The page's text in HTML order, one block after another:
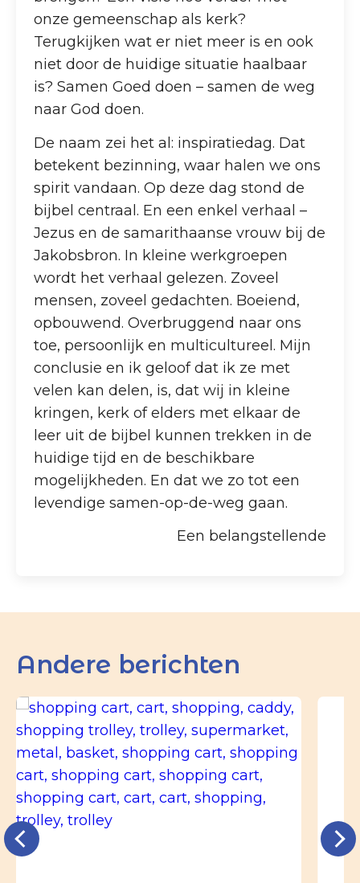
onze gemeenschap als kerk?
Terugkijken wat er niet meer is en ook
niet door de huidige situatie haalbaar
is? Samen Goed doen – samen de weg
naar God doen.
De naam zei het al: inspiratiedag. Dat
betekent bezinning, waar halen we ons
spirit vandaan. Op deze dag stond de
bijbel centraal. En een enkel verhaal –
Jezus en de samarithaanse vrouw bij de
Jakobsbron. In kleine werkgroepen
wordt het verhaal gelezen. Zoveel
mensen, zoveel gedachten. Boeiend,
opbouwend. Overbruggend naar ons
toe, persoonlijk en multicultureel. Mijn
conclusie en ik geloof dat ik ze met
velen kan delen, is, dat wij in kleine
kringen, kerk of elders met elkaar de
leer uit de bijbel kunnen trekken in de
huidige tijd en de beschikbare
mogelijkheden. En dat we zo tot een
levendige samen-op-de-weg gaan.
Een belangstellende
Andere berichten